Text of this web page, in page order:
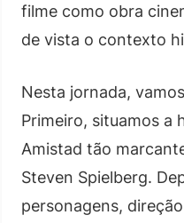
filme como obra
de vista o contexto
Nesta jornada,
Primeiro, situamos a
Amistad tão
Steven Spielberg.
personagens,